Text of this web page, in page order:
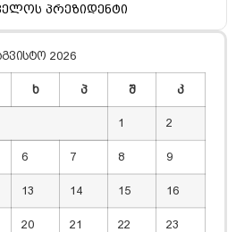
პრეზიდენტი
2026
ხ პ შ კ
1 2
6 7 8 9
13 14 15 16
20 21 22 23